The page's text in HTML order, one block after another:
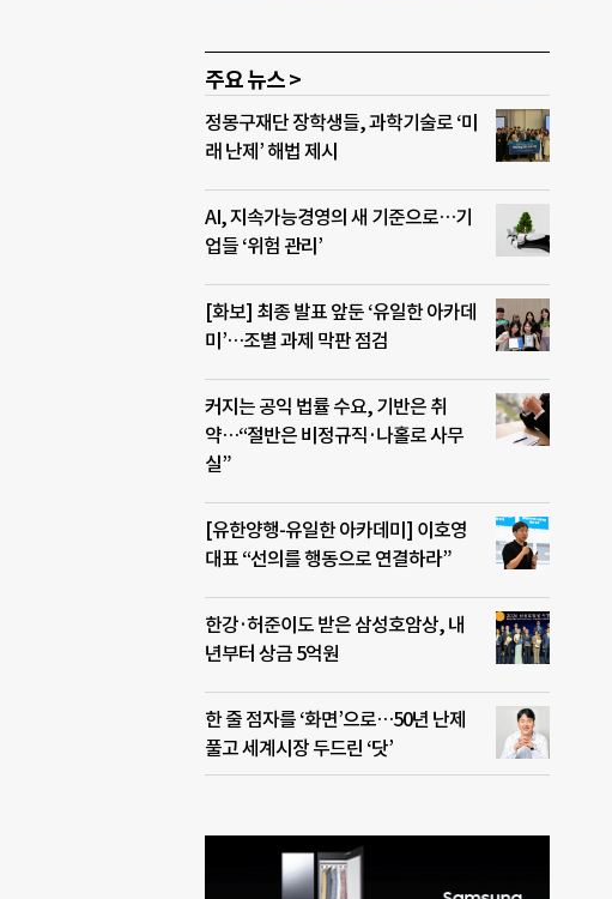
주요 뉴스 >
정몽구재단 장학생들, 과학기술로 ‘미
래 난제’ 해법 제시
AI, 지속가능경영의 새 기준으로…기
업들 ‘위험 관리’
[화보] 최종 발표 앞둔 ‘유일한 아카데
미’…조별 과제 막판 점검
커지는 공익 법률 수요, 기반은 취
약…“절반은 비정규직·나홀로 사무
실”
[유한양행-유일한 아카데미] 이호영
대표 “선의를 행동으로 연결하라”
한강·허준이도 받은 삼성호암상, 내
년부터 상금 5억원
한 줄 점자를 ‘화면’으로…50년 난제
풀고 세계시장 두드린 ‘닷’